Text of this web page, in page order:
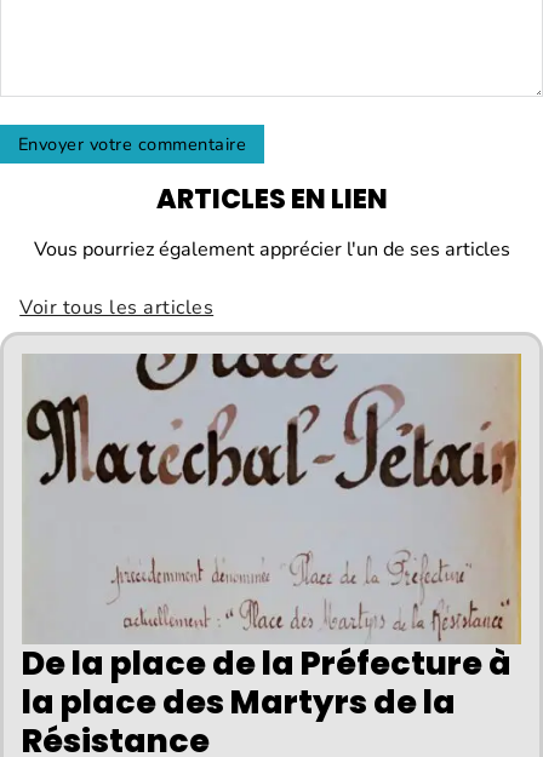
ARTICLES EN LIEN
Vous pourriez également apprécier l'un de ses articles
Voir tous les articles
De la place de la Préfecture à
la place des Martyrs de la
Résistance